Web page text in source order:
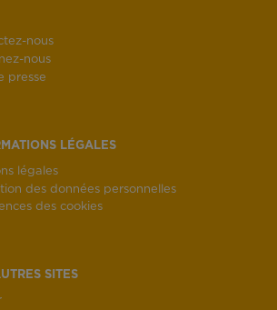
nous
nous
presse
LÉGALES
légales
des données personnelles
des cookies
SITES